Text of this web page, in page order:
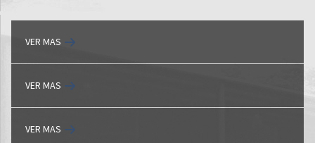
VER MAS
VER MAS
VER MAS